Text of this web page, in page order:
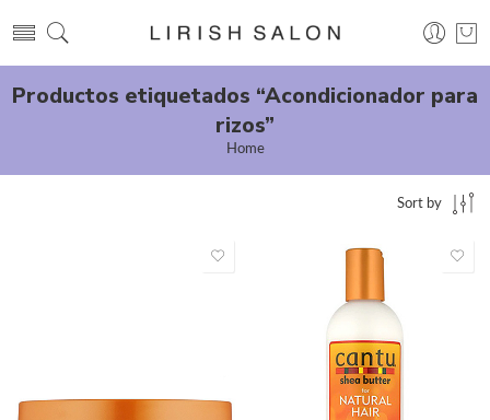
Productos etiquetados “Acondicionador para
rizos”
Home
Sort by